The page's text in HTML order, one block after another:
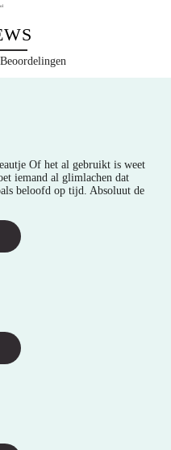
Of het al gebruikt is weet
iemand al glimlachen dat
beloofd op tijd. Absoluut de